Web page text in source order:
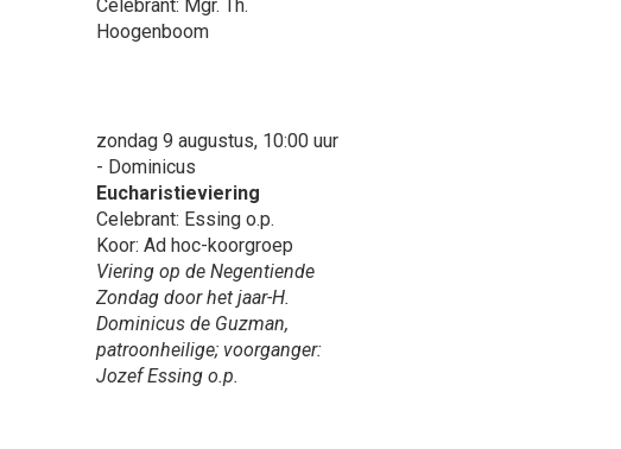
Celebrant: Mgr. Th.
Hoogenboom
zondag 9 augustus, 10:00 uur
- Dominicus
Eucharistieviering
Celebrant: Essing o.p.
Koor: Ad hoc-koorgroep
Viering op de Negentiende
Zondag door het jaar-H.
Dominicus de Guzman,
patroonheilige; voorganger:
Jozef Essing o.p.